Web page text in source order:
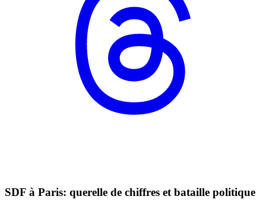
SDF à Paris: querelle de chiffres et bataille politique